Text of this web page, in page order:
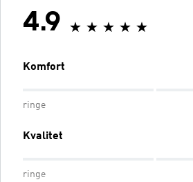
4.9
Komfort
ringe
Kvalitet
ringe